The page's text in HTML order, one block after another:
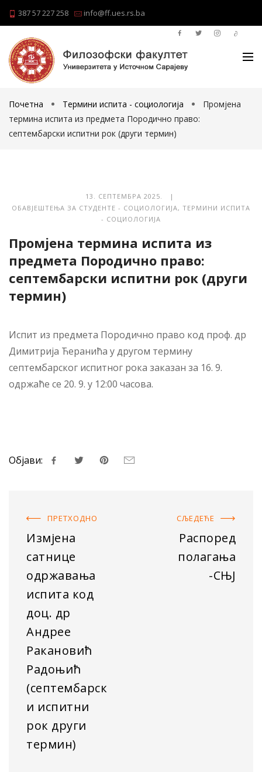
387 57 227 258 info@ff.ues.rs.ba
Почетна Термини испита - социологија
Промјена
термина испита из предмета Породично право:
септембарски испитни рок (други термин)
13. СЕПТЕМБРА 2025. |
ОБАВЈЕШТЕЊА ЗА СТУДЕНТЕ - СОЦИОЛОГИЈА, ТЕРМИНИ ИСПИТА
- СОЦИОЛОГИЈА
Промјена термина испита из
предмета Породично право:
септембарски испитни рок (други
термин)
Испит из предмета Породично право код проф. др
Димитрија Ћеранића у другом термину
септембарског испитног рока заказан за 16. 9.
одржаће се 20. 9. у 12:00 часова.
Објави:
ПРЕТХОДНO
Измјена
сатнице
одржавања
испита код
доц. др
Андрее
Ракановић
Радоњић
(септембарск
и испитни
рок други
термин)
СЉЕДЕЋE
Распоред
полагања
-СЊЈ